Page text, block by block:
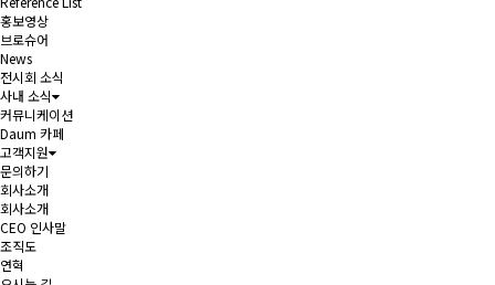
홍보영상
브로슈어
News
전시회 소식
사내 소식
커뮤니케이션
Daum 카페
고객지원
문의하기
회사소개
회사소개
CEO 인사말
조직도
연혁